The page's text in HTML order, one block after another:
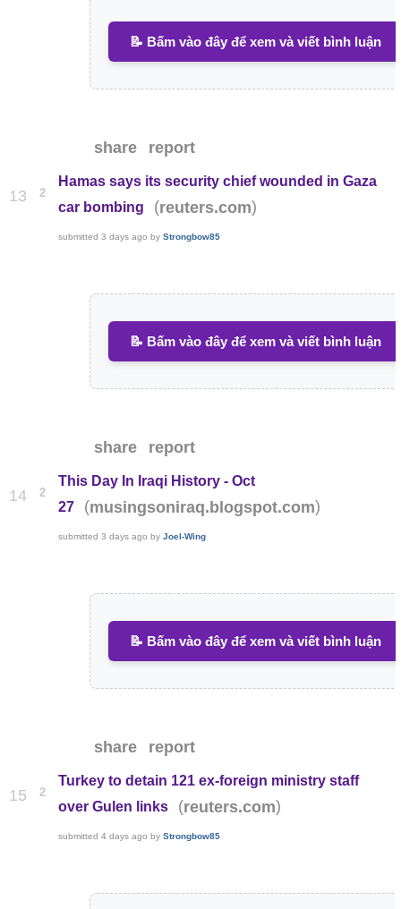
📝 Bấm vào đây để xem và viết bình luận
share report
13 2
Hamas says its security chief wounded in Gaza
car bombing
(reuters.com)
submitted3 days ago byStrongbow85
📝 Bấm vào đây để xem và viết bình luận
share report
14 2
This Day In Iraqi History - Oct
27
(musingsoniraq.blogspot.com)
submitted3 days ago byJoel-Wing
📝 Bấm vào đây để xem và viết bình luận
share report
15 2
Turkey to detain 121 ex-foreign ministry staff
over Gulen links
(reuters.com)
submitted4 days ago byStrongbow85